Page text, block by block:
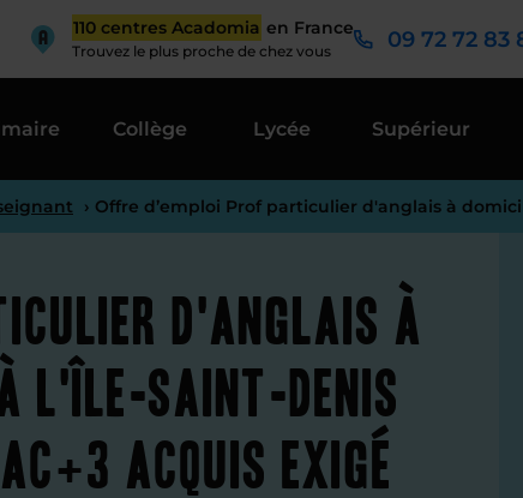
110 centres Acadomia en France
Trouvez le plus proche de chez vous 09 72 72 83
Collège Lycée Supérieur
› Offre d’emploi Prof particulier d'anglais à
d'anglais à
L'Île-Saint-Denis
acquis exigé